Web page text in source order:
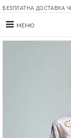
БЕЗПЛАТНА ДОСТАВКА
МЕНЮ